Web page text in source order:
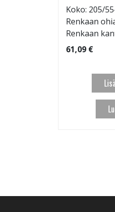
Koko: 205/
Renkaan
Renkaan
61,09 €